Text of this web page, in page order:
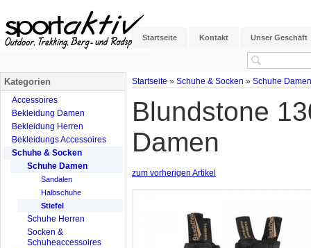
Startseite Kontakt Unser Geschäft
Startseite » Schuhe & Socken » Schuhe Damen
Blundstone
Damen
zum vorherigen Artikel
Kategorien
Accessoires
Bekleidung Damen
Bekleidung Herren
Bekleidungs Accessoires
Schuhe & Socken
Schuhe Damen
Sandalen
Halbschuhe
Stiefel
Schuhe Herren
Socken &
Schuheaccessoires